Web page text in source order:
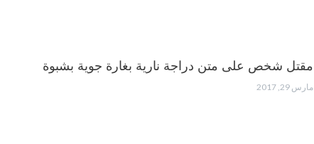
مقتل شخص على متن دراجة نارية بغارة جوية بشبوة
مارس 29, 2017